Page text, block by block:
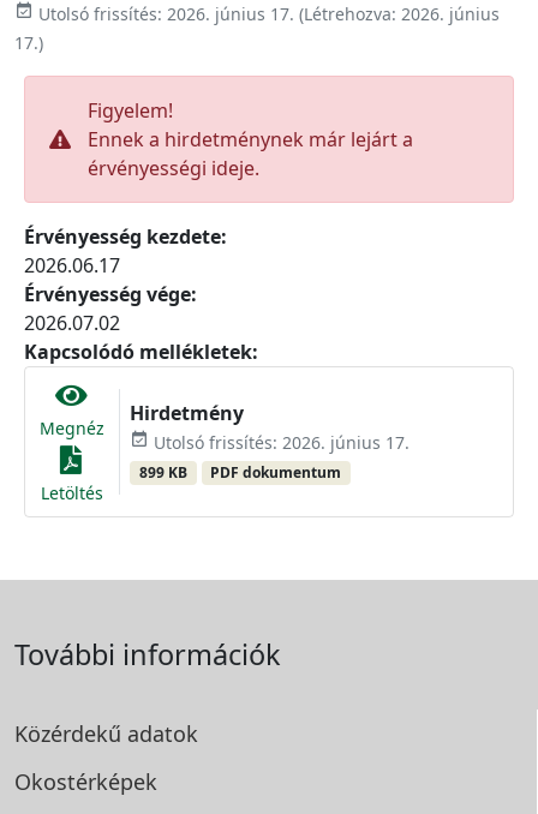
event_available Utolsó frissítés: 2026. június 17. (Létrehozva: 2026. június
17.)
Figyelem!
Ennek a hirdetménynek már lejárt a
érvényességi ideje.
Érvényesség kezdete:
2026.06.17
Érvényesség vége:
2026.07.02
Kapcsolódó mellékletek:
Megnéz
Letöltés
Hirdetmény
event_available Utolsó frissítés: 2026. június 17.
899 KB PDF dokumentum
További információk
Közérdekű adatok
Okostérképek